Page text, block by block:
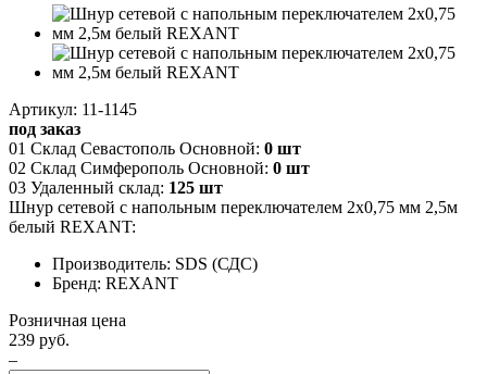
Артикул: 11-1145
под заказ
01 Склад Севастополь Основной: 0 шт
02 Склад Симферополь Основной: 0 шт
03 Удаленный склад: 125 шт
Шнур сетевой с напольным переключателем 2х0,75 мм 2,5м
белый REXANT:
Производитель: SDS (СДС)
Бренд: REXANT
Розничная цена
239 руб.
–